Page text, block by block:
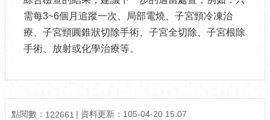
需每3~6個月追蹤一次、局部電燒、子宮頸冷凍治
療、子宮頸圓錐狀切除手術、子宮全切除、子宮根除
手術、放射或化學治療等。
點閱數： 122661
資料更新：105-04-20 15:07